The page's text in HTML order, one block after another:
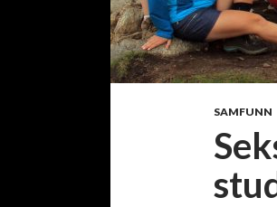
SAMFUNN